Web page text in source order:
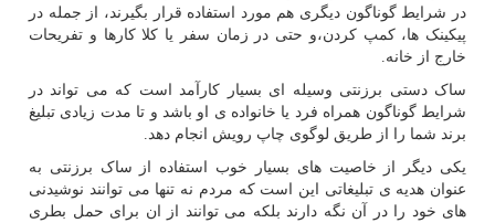
در شرایط گوناگون دیگری هم مورد استفاده قرار بگیرند، از جمله در
پیکینک ها، کمپ کردن،و حتی در زمان سفر یا کلا کارها و تفریحات
خارج از خانه.
ساک دستی برزنتی وسیله ای بسیار کارآمد است که می تواند در
شرایط گوناگون همراه فرد یا خانواده ی او باشد و تا مدت زیادی تبلیغ
برند شما را از طریق لوگوی چاپ رویش انجام دهد.
یکی دیگر از خاصیت های بسیار خوب استفاده از ساک برزنتی به
عنوان هدیه ی تبلیغاتی این است که مردم نه تنها می توانند نوشیدنی
های خود را در آن نگه دارند بلکه می توانند از ان برای حمل بطری